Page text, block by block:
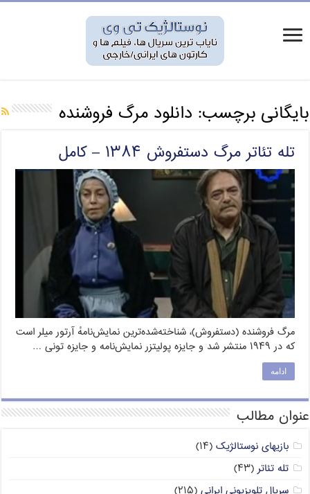
بایگانی برچسب: دانلود مرگ فروشنده
تله تئاتر مرگ دستفروش ۱۳۸۴ – کامل
مرگ فروشنده (دستفروش)، شناخته‌شده‌ترین نمایش‌نامهٔ آرتور میلر است
که در ۱۹۴۹ منتشر شد و جایزه پولیتزر نمایش‌نامه و جایزه تونی …
ادامه
عنوان مطالب
بازیهای نوستالژیک (۱۴)
تله تئاتر (۴۳)